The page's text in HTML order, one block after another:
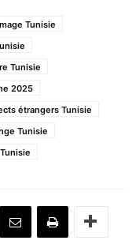
Tunisie
Tunisie
2025
étrangers Tunisie
Tunisie